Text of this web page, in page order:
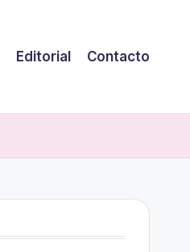
Editorial Contacto